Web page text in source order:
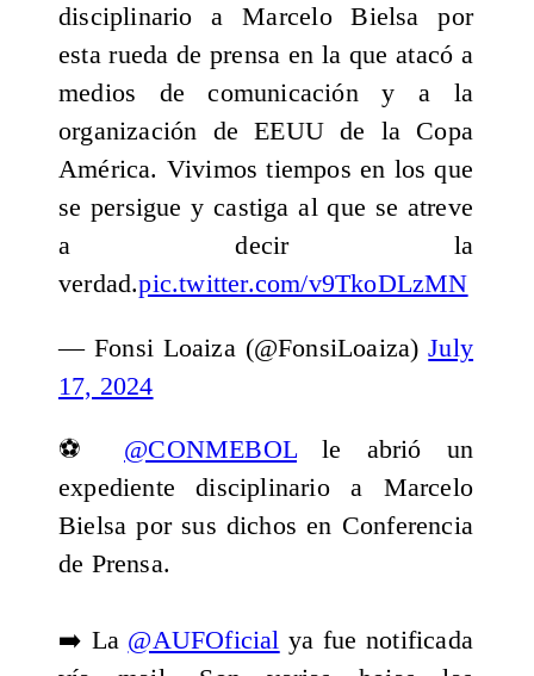
disciplinario a Marcelo Bielsa por
esta rueda de prensa en la que atacó a
medios de comunicación y a la
organización de EEUU de la Copa
América. Vivimos tiempos en los que
se persigue y castiga al que se atreve
a decir la
verdad.pic.twitter.com/v9TkoDLzMN
— Fonsi Loaiza (@FonsiLoaiza)July
17, 2024
⚽️ @CONMEBOLle abrió un
expediente disciplinario a Marcelo
Bielsa por sus dichos en Conferencia
de Prensa.
➡️ La @AUFOficial ya fue notificada